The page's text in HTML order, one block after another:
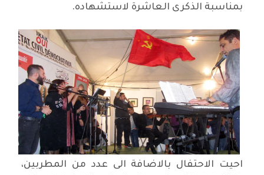
بمناسبة الذكرى العاشرة لاستشهاده.
احيت الاحتفال بالاضافة الى عدد من المطربين،